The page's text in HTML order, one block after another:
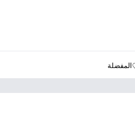
المفضلة